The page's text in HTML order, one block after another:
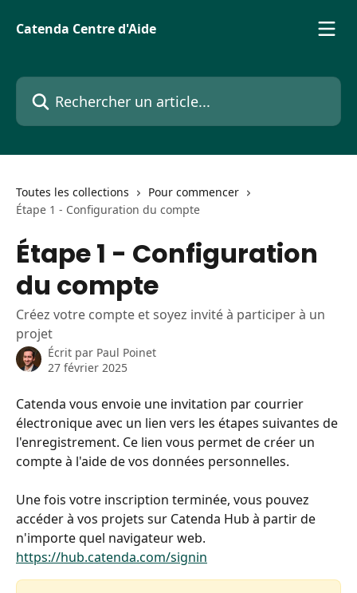
Catenda Centre d'Aide
Rechercher un article...
Toutes les collections
Pour commencer
Étape 1 - Configuration du compte
Étape 1 - Configuration
du compte
Créez votre compte et soyez invité à participer à un
projet
Écrit par Paul Poinet
27 février 2025
Catenda vous envoie une invitation par courrier
électronique avec un lien vers les étapes suivantes de
l'enregistrement. Ce lien vous permet de créer un
compte à l'aide de vos données personnelles.
Une fois votre inscription terminée, vous pouvez
accéder à vos projets sur Catenda Hub à partir de
n'importe quel navigateur web.
https://hub.catenda.com/signin